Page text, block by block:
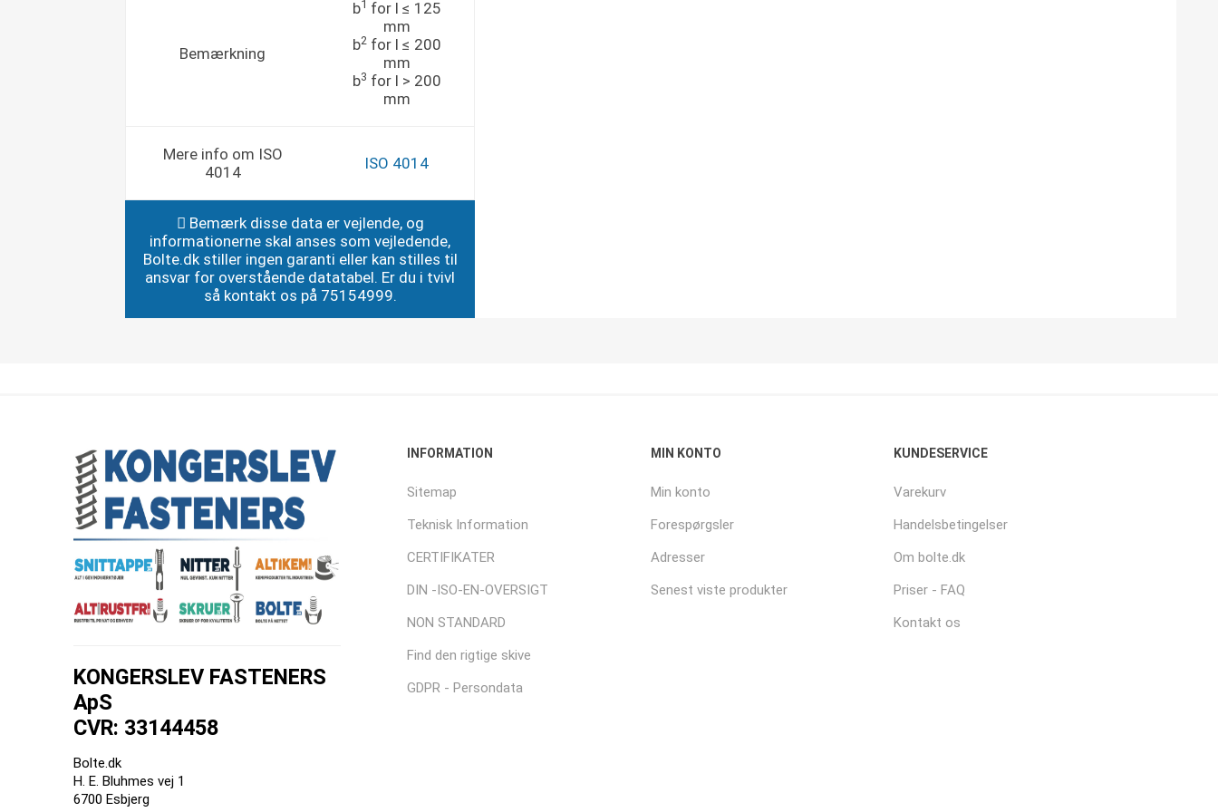
Bemærkning
b1 for l ≤ 125
mm
b2for l ≤ 200
mm
b3 for l > 200
mm
Mere info om ISO
4014
ISO 4014
Bemærk disse data er vejlende, og
informationerne skal anses som vejledende,
Bolte.dk stiller ingen garanti eller kan stilles til
ansvar for overstående datatabel. Er du i tvivl
så kontakt os på 75154999.
KONGERSLEV FASTENERS
ApS
CVR: 33144458
Bolte.dk
H. E. Bluhmes vej 1
6700 Esbjerg
INFORMATION
Sitemap
Teknisk Information
CERTIFIKATER
DIN -ISO-EN-OVERSIGT
NON STANDARD
Find den rigtige skive
GDPR - Persondata
MIN KONTO
Min konto
Forespørgsler
Adresser
Senest viste produkter
KUNDESERVICE
Varekurv
Handelsbetingelser
Om bolte.dk
Priser - FAQ
Kontakt os